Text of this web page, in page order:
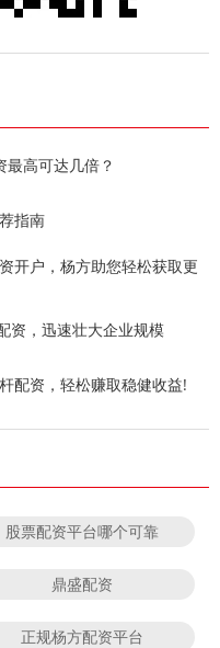
高可达几倍？
指南
开户，杨方助您轻松获取更
资，迅速壮大企业规模
配资，轻松赚取稳健收益!
股票配资平台哪个可靠
鼎盛配资
正规杨方配资平台